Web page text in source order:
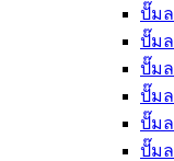
ปั๊ม
ปั๊มล
ปั๊มล
ปั๊ม
ปั๊มล
ปั๊ม